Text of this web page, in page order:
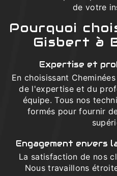
de votre
Pourquoi
Gisbert à
Expertise et
En choisissant
de l'expertise et du
équipe. Tous nos
formés pour fournir
Engagement envers
La satisfaction de nos
Nous travaillons